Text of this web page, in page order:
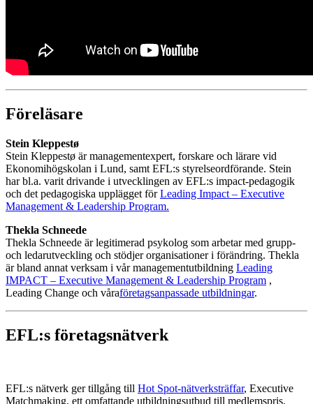
Föreläsare
Stein Kleppestø
Stein Kleppestø är managementexpert, forskare och lärare vid
Ekonomihögskolan i Lund, samt EFL:s styrelseordförande. Stein
har bl.a. varit drivande i utvecklingen av EFL:s impact-pedagogik
och det pedagogiska upplägget förLeading Impact – Executive
Management & Leadership Program.
Thekla Schneede
Thekla Schneede är legitimerad psykolog som arbetar med grupp-
och ledarutveckling och stödjer organisationer i förändring. Thekla
är bland annat verksam i vår managementutbildning Leading
IMPACT – Executive Management & Leadership Program ,
Leading Change och våraföretagsanpassade utbildningar.
EFL:s företagsnätverk
EFL:s nätverk ger tillgång till Hot Spot-nätverksträffar, Executive
Matchmaking, ett omfattande utbildningsutbud till medlemspris,